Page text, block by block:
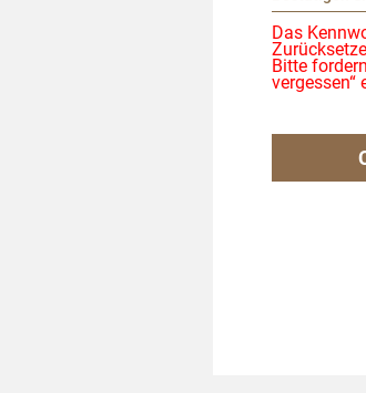
Das
Bitte
vergessen“